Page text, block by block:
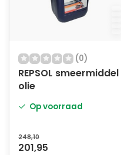
(0)
REPSOL smeermiddel
olie
Op voorraad
248,10
201,95